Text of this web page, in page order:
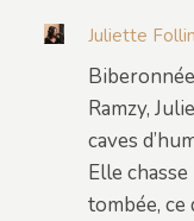
Juliette Follin
Ramzy,
caves
Elle
tombée,